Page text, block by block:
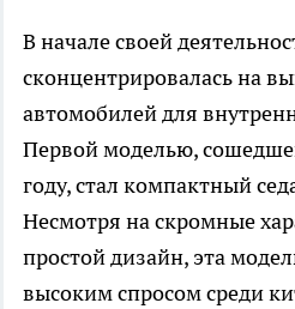
В начале своей
сконцентрировалась на
автомобилей для
Первой моделью,
году, стал компактный
Несмотря на скромные
простой дизайн, эта
высоким спросом среди